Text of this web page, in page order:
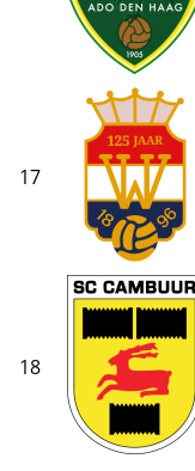
17
18